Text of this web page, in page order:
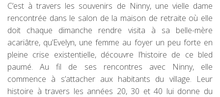
C’est à travers les souvenirs de Ninny, une vielle dame
rencontrée dans le salon de la maison de retraite où elle
doit chaque dimanche rendre visita à sa belle-mère
acariâtre, qu’Evelyn, une femme au foyer un peu forte en
pleine crise existentielle, découvre l’histoire de ce bled
paumé. Au fil de ses rencontres avec Ninny, elle
commence à s’attacher aux habitants du village. Leur
histoire à travers les années 20, 30 et 40 lui donne du